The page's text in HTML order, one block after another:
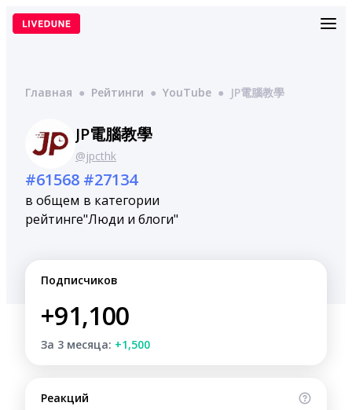
Перейти
Главная ● Рейтинги ● YouTube ● JP電腦教學
JP電腦教學
@jpcthk
#61568
в общем
рейтинге
#27134
в категории
"Люди и блоги"
Подписчиков
+91,100
За 3 месяца: +1,500
Реакций